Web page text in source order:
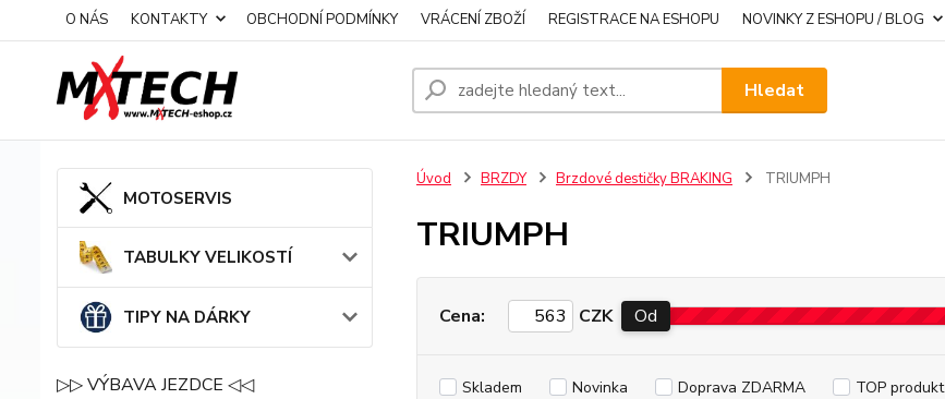
O NÁS KONTAKTY OBCHODNÍ PODMÍNKY VRÁCENÍ ZBOŽÍ REGISTRACE NA ESHOPU NOVINKY Z ESHOPU / BLOG
Hledat
MOTOSERVIS
TABULKY VELIKOSTÍ
TIPY NA DÁRKY
▷▷ VÝBAVA JEZDCE ◁◁
Úvod BRZDY Brzdové destičky BRAKING TRIUMPH
TRIUMPH
Cena: CZK Od
Skladem Novinka Doprava ZDARMA TOP produkt